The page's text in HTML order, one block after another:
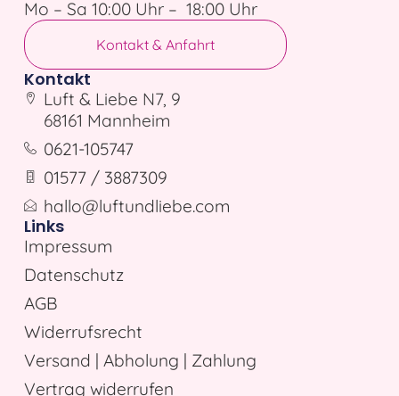
Mo – Sa 10:00 Uhr – 18:00 Uhr
Kontakt & Anfahrt
Kontakt
Luft & Liebe N7, 9
68161 Mannheim
0621-105747
01577 / 3887309
hallo@luftundliebe.com
Links
Impressum
Datenschutz
AGB
Widerrufsrecht
Versand | Abholung | Zahlung
Vertrag widerrufen